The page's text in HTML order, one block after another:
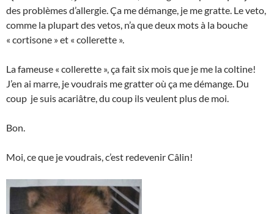
des problèmes d’allergie. Ça me démange, je me gratte. Le veto,
comme la plupart des vetos, n’a que deux mots à la bouche
« cortisone » et « collerette ».
La fameuse « collerette », ça fait six mois que je me la coltine!
J’en ai marre, je voudrais me gratter où ça me démange. Du
coup je suis acariâtre, du coup ils veulent plus de moi.
Bon.
Moi, ce que je voudrais, c’est redevenir Câlin!